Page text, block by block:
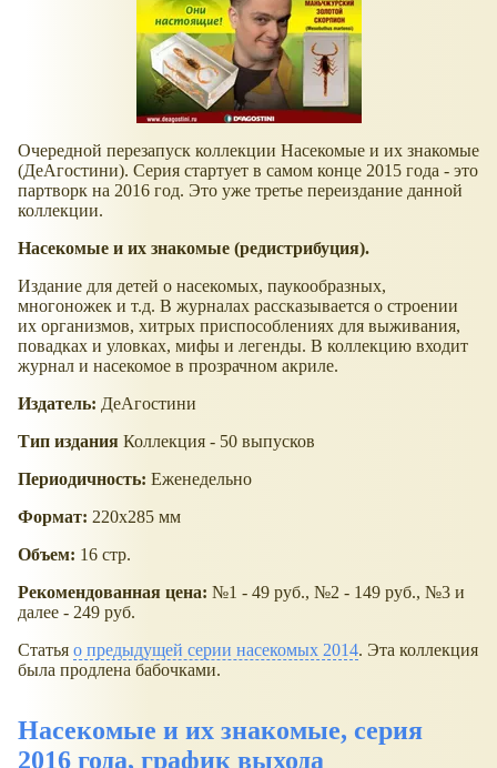
Очередной перезапуск коллекции Насекомые и их знакомые
(ДеАгостини). Серия стартует в самом конце 2015 года - это
партворк на 2016 год. Это уже третье переиздание данной
коллекции.
Насекомые и их знакомые (редистрибуция).
Издание для детей о насекомых, паукообразных,
многоножек и т.д. В журналах рассказывается о строении
их организмов, хитрых приспособлениях для выживания,
повадках и уловках, мифы и легенды. В коллекцию входит
журнал и насекомое в прозрачном акриле.
Издатель: ДеАгостини
Тип издания Коллекция - 50 выпусков
Периодичность: Еженедельно
Формат: 220х285 мм
Объем: 16 стр.
Рекомендованная цена: №1 - 49 руб., №2 - 149 руб., №3 и
далее - 249 руб.
Статья о предыдущей серии насекомых 2014. Эта коллекция
была продлена бабочками.
Насекомые и их знакомые, серия
2016 года, график выхода